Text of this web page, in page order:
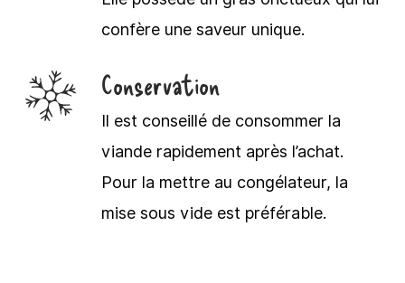
confère une saveur unique.
Conservation
Il est conseillé de consommer la
viande rapidement après l’achat.
Pour la mettre au congélateur, la
mise sous vide est préférable.